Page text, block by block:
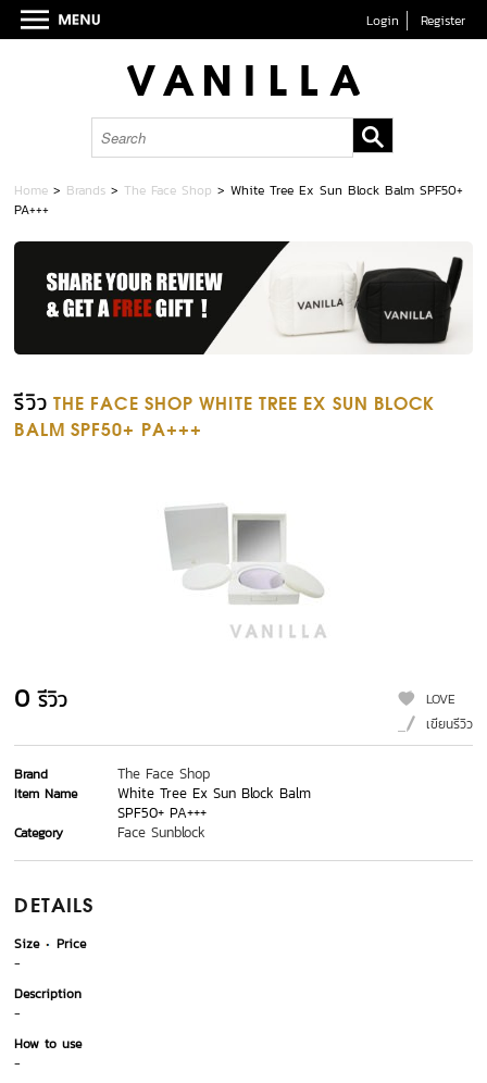
Login Register
Home > Brands >The Face Shop >White Tree Ex Sun Block Balm SPF50+
PA+++
รีวิว THE FACE SHOP WHITE TREE EX SUN BLOCK
BALM SPF50+ PA+++
0 รีวิว
LOVE
เขียนรีวิว
Brand The Face Shop
Item Name
White Tree Ex Sun Block Balm
SPF50+ PA+++
Category Face Sunblock
DETAILS
Size
Price
-
Description
-
How to use
-